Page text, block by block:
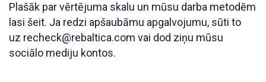
Plašāk par vērtējuma skalu un mūsu darba metodēm
lasi šeit. Ja redzi apšaubāmu apgalvojumu, sūti to
uz recheck@rebaltica.com vai dod ziņu mūsu
sociālo mediju kontos.